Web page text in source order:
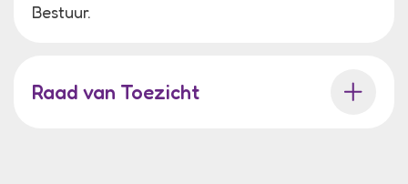
Bestuur.
Raad van Toezicht